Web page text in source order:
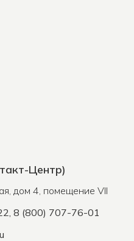
Центр)
дом 4, помещение VII
8 (800) 707-76-01